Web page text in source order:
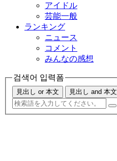
アイドル
芸能一般
ランキング
ニュース
コメント
みんなの感想
검색어 입력폼
見出し or 本文 見出し and 本文